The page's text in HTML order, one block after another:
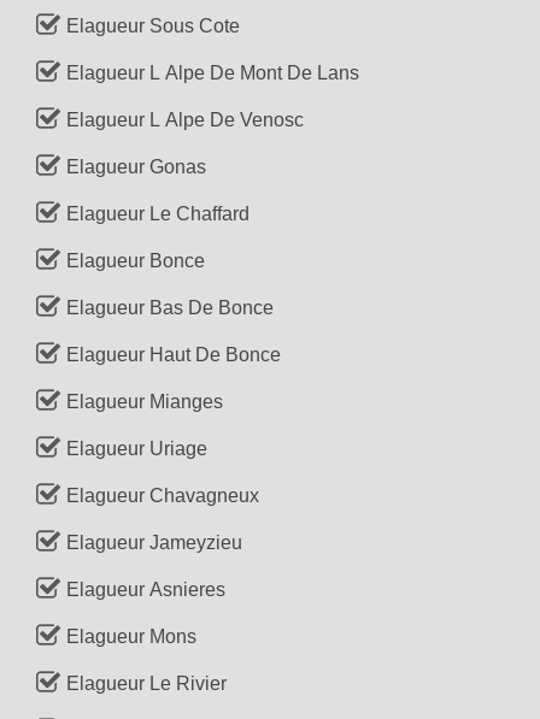
Elagueur Sous Cote
Elagueur L Alpe De Mont De Lans
Elagueur L Alpe De Venosc
Elagueur Gonas
Elagueur Le Chaffard
Elagueur Bonce
Elagueur Bas De Bonce
Elagueur Haut De Bonce
Elagueur Mianges
Elagueur Uriage
Elagueur Chavagneux
Elagueur Jameyzieu
Elagueur Asnieres
Elagueur Mons
Elagueur Le Rivier